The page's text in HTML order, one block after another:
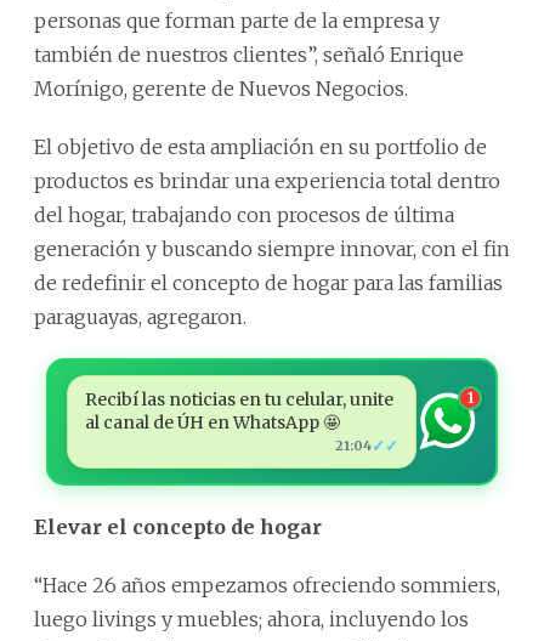
personas que forman parte de la empresa y
también de nuestros clientes”, señaló Enrique
Morínigo, gerente de Nuevos Negocios.
El objetivo de esta ampliación en su portfolio de
productos es brindar una experiencia total dentro
del hogar, trabajando con procesos de última
generación y buscando siempre innovar, con el fin
de redefinir el concepto de hogar para las familias
paraguayas, agregaron.
Recibí las noticias en tu celular, unite
al canal de ÚH en WhatsApp 🤩
21:04✓✓
1
Elevar el concepto de hogar
“Hace 26 años empezamos ofreciendo sommiers,
luego livings y muebles; ahora, incluyendo los